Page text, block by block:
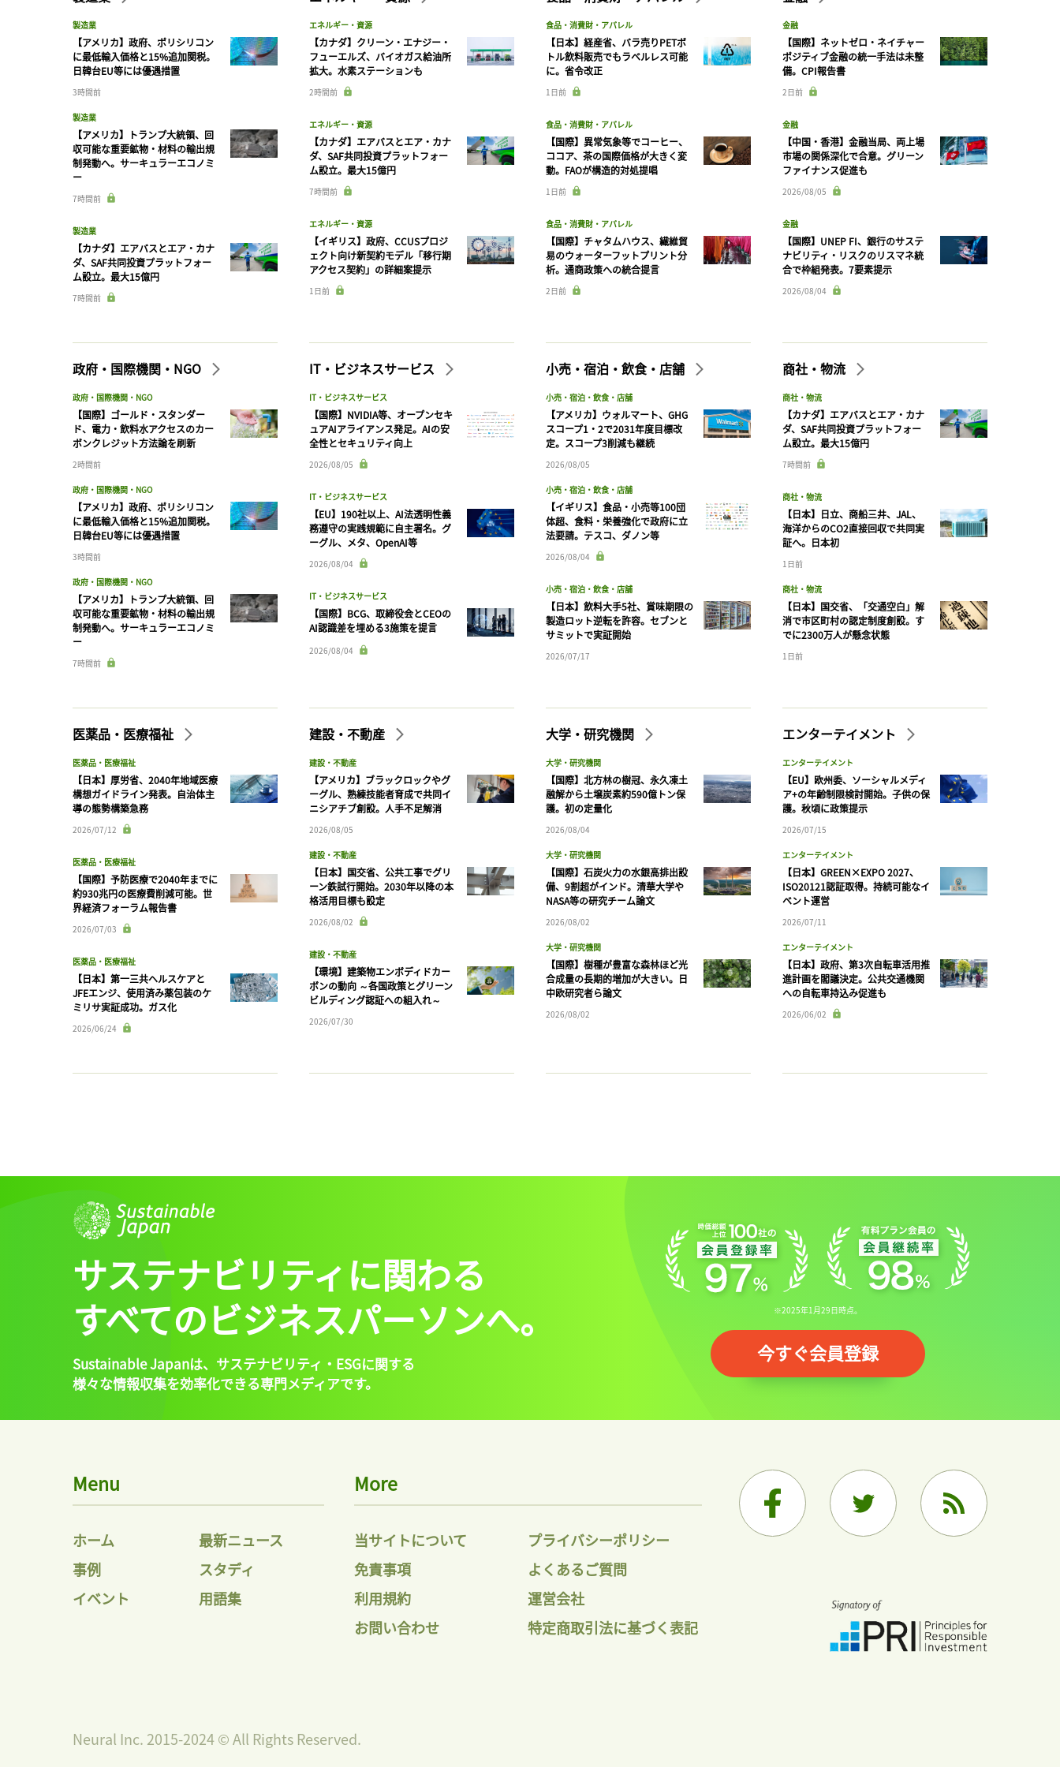
製造業
【アメリカ】政府、ポリシリコン
に最低輸入価格と15%追加関税。
日韓台EU等には優遇措置
3時間前
製造業
【アメリカ】トランプ大統領、回
収可能な重要鉱物・材料の輸出規
制発動へ。サーキュラーエコノミ
ー
7時間前
製造業
【カナダ】エアバスとエア・カナ
ダ、SAF共同投資プラットフォー
ム設立。最大15億円
7時間前
エネルギー・資源
【カナダ】クリーン・エナジー・
フューエルズ、バイオガス給油所
拡大。水素ステーションも
2時間前
エネルギー・資源
【カナダ】エアバスとエア・カナ
ダ、SAF共同投資プラットフォー
ム設立。最大15億円
7時間前
エネルギー・資源
【イギリス】政府、CCUSプロジ
ェクト向け新契約モデル「移行期
アクセス契約」の詳細案提示
1日前
食品・消費財・アパレル
【日本】経産省、バラ売りPETボ
トル飲料販売でもラベルレス可能
に。省令改正
1日前
食品・消費財・アパレル
【国際】異常気象等でコーヒー、
ココア、茶の国際価格が大きく変
動。FAOが構造的対処提唱
1日前
食品・消費財・アパレル
【国際】チャタムハウス、繊維貿
易のウォーターフットプリント分
析。通商政策への統合提言
2日前
金融
【国際】ネットゼロ・ネイチャー
ポジティブ金融の統一手法は未整
備。CPI報告書
2日前
金融
【中国・香港】金融当局、両上場
市場の関係深化で合意。グリーン
ファイナンス促進も
2026/08/05
金融
【国際】UNEP FI、銀行のサステ
ナビリティ・リスクのリスマネ統
合で枠組発表。7要素提示
2026/08/04
政府・国際機関・NGO
政府・国際機関・NGO
【国際】ゴールド・スタンダー
ド、電力・飲料水アクセスのカー
ボンクレジット方法論を刷新
2時間前
政府・国際機関・NGO
【アメリカ】政府、ポリシリコン
に最低輸入価格と15%追加関税。
日韓台EU等には優遇措置
3時間前
政府・国際機関・NGO
【アメリカ】トランプ大統領、回
収可能な重要鉱物・材料の輸出規
制発動へ。サーキュラーエコノミ
ー
7時間前
IT・ビジネスサービス
IT・ビジネスサービス
【国際】NVIDIA等、オープンセキ
ュアAIアライアンス発足。AIの安
全性とセキュリティ向上
2026/08/05
IT・ビジネスサービス
【EU】190社以上、AI法透明性義
務遵守の実践規範に自主署名。グ
ーグル、メタ、OpenAI等
2026/08/04
IT・ビジネスサービス
【国際】BCG、取締役会とCEOの
AI認識差を埋める3施策を提言
2026/08/04
小売・宿泊・飲食・店舗
小売・宿泊・飲食・店舗
【アメリカ】ウォルマート、GHG
スコープ1・2で2031年度目標改
定。スコープ3削減も継続
2026/08/05
小売・宿泊・飲食・店舗
【イギリス】食品・小売等100団
体超、食料・栄養強化で政府に立
法要請。テスコ、ダノン等
2026/08/04
小売・宿泊・飲食・店舗
【日本】飲料大手5社、賞味期限の
製造ロット逆転を許容。セブンと
サミットで実証開始
2026/07/17
商社・物流
商社・物流
【カナダ】エアバスとエア・カナ
ダ、SAF共同投資プラットフォー
ム設立。最大15億円
7時間前
商社・物流
【日本】日立、商船三井、JAL、
海洋からのCO2直接回収で共同実
証へ。日本初
1日前
商社・物流
【日本】国交省、「交通空白」解
消で市区町村の認定制度創設。す
でに2300万人が懸念状態
1日前
医薬品・医療福祉
医薬品・医療福祉
【日本】厚労省、2040年地域医療
構想ガイドライン発表。自治体主
導の態勢構築急務
2026/07/12
医薬品・医療福祉
【国際】予防医療で2040年までに
約930兆円の医療費削減可能。世
界経済フォーラム報告書
2026/07/03
医薬品・医療福祉
【日本】第一三共ヘルスケアと
JFEエンジ、使用済み薬包装のケ
ミリサ実証成功。ガス化
2026/06/24
建設・不動産
建設・不動産
【アメリカ】ブラックロックやグ
ーグル、熟練技能者育成で共同イ
ニシアチブ創設。人手不足解消
2026/08/05
建設・不動産
【日本】国交省、公共工事でグリ
ーン鉄試行開始。2030年以降の本
格活用目標も設定
2026/08/02
建設・不動産
【環境】建築物エンボディドカー
ボンの動向 ～各国政策とグリーン
ビルディング認証への組入れ～
2026/07/30
大学・研究機関
大学・研究機関
【国際】北方林の樹冠、永久凍土
融解から土壌炭素約590億トン保
護。初の定量化
2026/08/04
大学・研究機関
【国際】石炭火力の水銀高排出設
備、9割超がインド。清華大学や
NASA等の研究チーム論文
2026/08/02
大学・研究機関
【国際】樹種が豊富な森林ほど光
合成量の長期的増加が大きい。日
中欧研究者ら論文
2026/08/02
エンターテイメント
エンターテイメント
【EU】欧州委、ソーシャルメディ
ア+の年齢制限検討開始。子供の保
護。秋頃に政策提示
2026/07/15
エンターテイメント
【日本】GREEN×EXPO 2027、
ISO20121認証取得。持続可能なイ
ベント運営
2026/07/11
エンターテイメント
【日本】政府、第3次自転車活用推
進計画を閣議決定。公共交通機関
への自転車持込み促進も
2026/06/02
記事をお気に入りに保存するには
ログイン 会員登録
サステナビリティに関わる
すべてのビジネスパーソンへ。
Sustainable Japanは、 サステナビリティ・ESGに関する
様々な情報収集を効率化できる専門メディアです。
※2025年1月29日時点。
今すぐ会員登録
Menu
ホーム
最新ニュース
事例
スタディ
イベント
用語集
More
当サイトについて
プライバシーポリシー
免責事項
よくあるご質問
利用規約
運営会社
お問い合わせ
特定商取引法に基づく表記
Neural Inc. 2015-2024 © All Rights Reserved.